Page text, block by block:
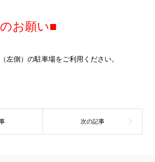
お願い■
左側）の駐車場をご利用ください。